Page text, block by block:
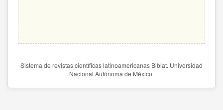
Sistema de revistas científicas latinoamericanas Biblat. Universidad
Nacional Autónoma de México.